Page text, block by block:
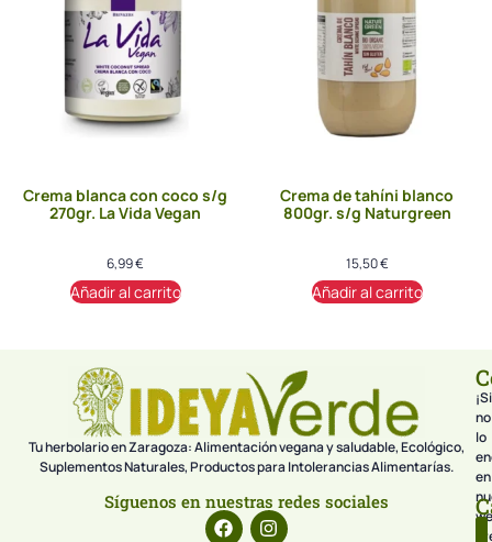
Crema blanca con coco s/g
270gr. La Vida Vegan
6,99€
Añadir al carrito
Crema de tahíni blanco
800gr. s/g Naturgreen
15,50€
Añadir al carrito
Tu herbolario en Zaragoza: Alimentación vegana y saludable, Ecológico,
Suplementos Naturales, Productos para Intolerancias Alimentarías.
Síguenos en nuestras redes sociales
¡Si
no
lo
en